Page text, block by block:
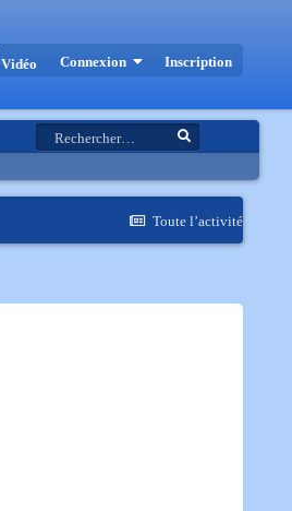
Vidéo Connexion Inscription
Toute l’activité